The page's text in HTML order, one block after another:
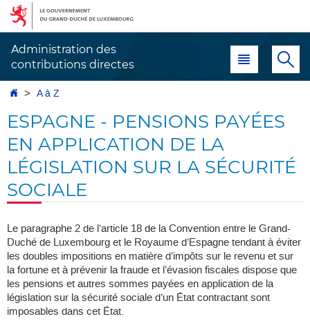
Aller
navigation
Aller
au
Administration des
contributions directes
Menu principal
AccueilA à Z
ESPAGNE - PENSIONS PAYÉES
EN APPLICATION DE LA
LÉGISLATION SUR LA SÉCURITÉ
SOCIALE
Le paragraphe 2 de l’article 18 de la Convention entre le Grand-
Duché de Luxembourg et le Royaume d’Espagne tendant à éviter
les doubles impositions en matière d’impôts sur le revenu et sur
la fortune et à prévenir la fraude et l’évasion fiscales dispose que
les pensions et autres sommes payées en application de la
législation sur la sécurité sociale d’un État contractant sont
imposables dans cet État.